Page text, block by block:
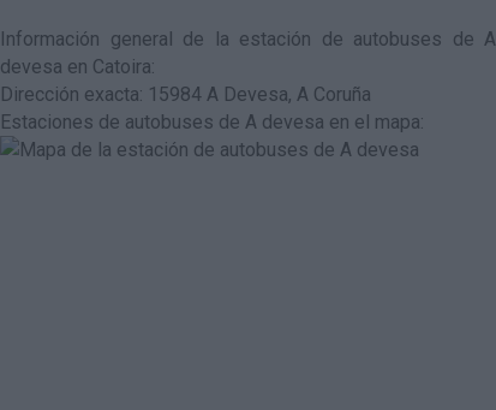
Información general de la estación de autobuses de A
devesa en Catoira:
Dirección exacta: 15984 A Devesa, A Coruña
Estaciones de autobuses de A devesa en el mapa: